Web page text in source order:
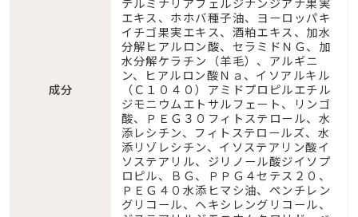
成分
エキス、ホホバ種子油、ヨーロッパキ
イチゴ果実エキス、酒粕エキス、加水
分解ヒアルロン酸、セラミドＮＧ、加
水分解ケラチン（羊毛）、アルギニ
ン、ヒアルロン酸Ｎａ、イソアルキル
（Ｃ１０４０）アミドプロピルエチル
ジモニウムエトサルフェート、リンゴ
酸、ＰＥＧ３０フィトステロール、水
添レシチン、フィトステロールズ、水
添リゾレシチン、イソステアリン酸イ
ソステアリル、ジリノール酸ジイソプ
ロピル、ＢＧ、ＰＰＧ４セテス２０、
ＰＥＧ４０水添ヒマシ油、ペンチレン
グリコール、ヘキシレングリコール、